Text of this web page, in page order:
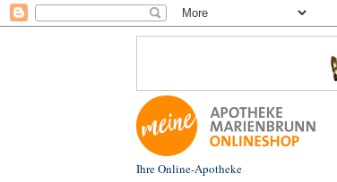
Ihre Online-Apotheke